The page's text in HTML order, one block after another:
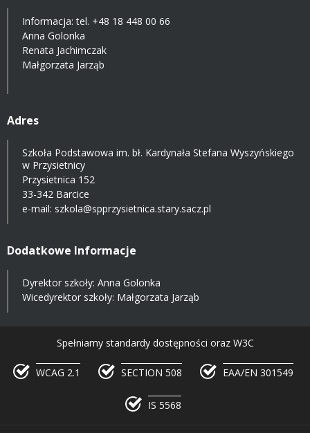
Informacja: tel. +48 18 448 00 66
Anna Golonka
Renata Jachimczak
Małgorzata Jarząb
Adres
Szkoła Podstawowa im. bł. Kardynała Stefana Wyszyńskiego
w Przysietnicy
Przysietnica 152
33-342 Barcice
e-mail: szkola@spprzysietnica.stary.sacz.pl
Dodatkowe Informacje
Dyrektor szkoły: Anna Golonka
Wicedyrektor szkoły: Małgorzata Jarząb
Spełniamy standardy dostępności oraz W3C
WCAG 2.1 SECTION 508 EAA/EN 301549
IS 5568